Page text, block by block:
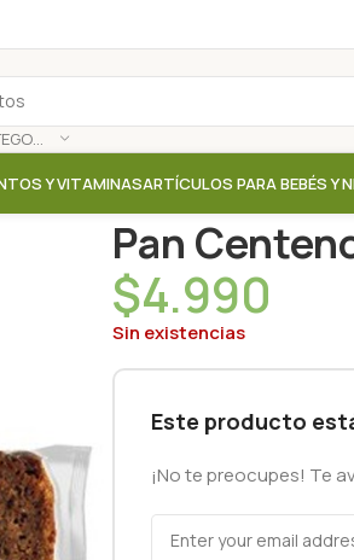
SELECCIONAR CATEGORÍA
Y VITAMINASARTÍCULOS PARA BEBÉS Y
Pan
$4.990
Sin existencias
Este producto
¡No te preocupes! Te